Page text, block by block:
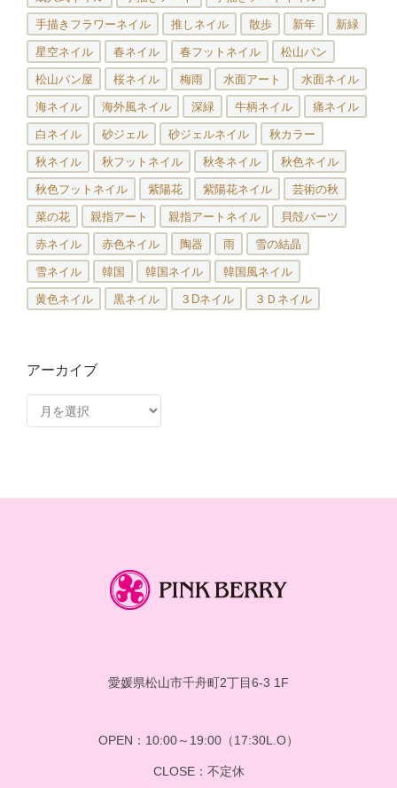
手描きフラワーネイル 推しネイル 散歩 新年 新緑
星空ネイル 春ネイル 春フットネイル 松山パン
松山パン屋 桜ネイル 梅雨 水面アート 水面ネイル
海ネイル 海外風ネイル 深緑 牛柄ネイル 痛ネイル
白ネイル 砂ジェル 砂ジェルネイル 秋カラー
秋ネイル 秋フットネイル 秋冬ネイル 秋色ネイル
秋色フットネイル 紫陽花 紫陽花ネイル 芸術の秋
菜の花 親指アート 親指アートネイル 貝殻パーツ
赤ネイル 赤色ネイル 陶器 雨 雪の結晶
雪ネイル 韓国 韓国ネイル 韓国風ネイル
黄色ネイル 黒ネイル ３Dネイル ３Ｄネイル
アーカイブ
ー
愛媛県松山市千舟町2丁目6-3 1F
OPEN：10:00～19:00（17:30L.O）
CLOSE：不定休